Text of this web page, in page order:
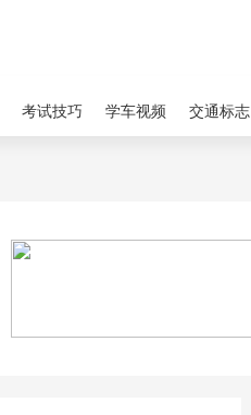
考试技巧 学车视频 交通标志